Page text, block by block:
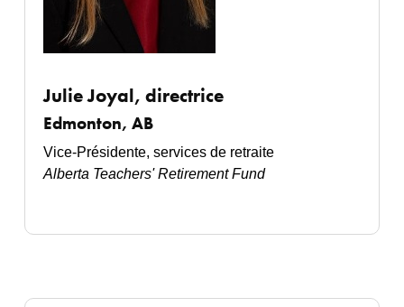
Julie Joyal, directrice
Edmonton, AB
Vice-Présidente, services de retraite
Alberta Teachers' Retirement Fund